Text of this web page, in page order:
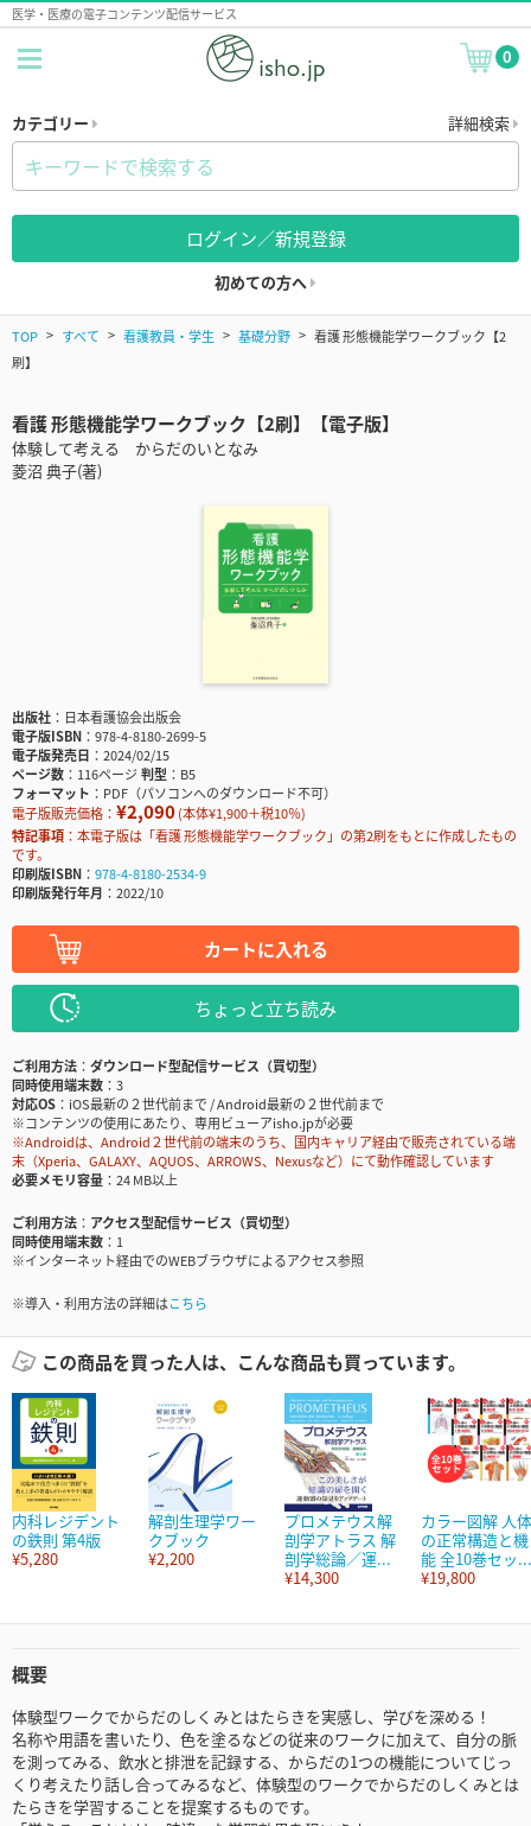
医学・医療の電子コンテンツ配信サービス
0
カテゴリー 詳細検索
ログイン／新規登録
初めての方へ
TOP すべて 看護教員・学生 基礎分野
看護 形態機能学ワークブック【2
刷】
看護 形態機能学ワークブック【2刷】【電子版】
体験して考える からだのいとなみ
菱沼 典子(著)
出版社
日本看護協会出版会
電子版ISBN
978-4-8180-2699-5
電子版発売日
2024/02/15
ページ数
116ページ判型
B5
フォーマット
PDF（パソコンへのダウンロード不可）
電子版販売価格： ¥2,090(本体¥1,900＋税10％)
特記事項
本電子版は「看護 形態機能学ワークブック」の第2刷をもとに作成したもの
です。
印刷版ISBN
978-4-8180-2534-9
印刷版発行年月
2022/10
カートに入れる
ちょっと立ち読み
ご利用方法
ダウンロード型配信サービス（買切型）
同時使用端末数
3
対応OS
iOS最新の２世代前まで / Android最新の２世代前まで
※コンテンツの使用にあたり、専用ビューアisho.jpが必要
※Androidは、Android２世代前の端末のうち、国内キャリア経由で販売されている端
末（Xperia、GALAXY、AQUOS、ARROWS、Nexusなど）にて動作確認しています
必要メモリ容量
24 MB以上
ご利用方法
アクセス型配信サービス（買切型）
同時使用端末数
1
※インターネット経由でのWEBブラウザによるアクセス参照
※導入・利用方法の詳細はこちら
この商品を買った人は、こんな商品も買っています。
内科レジデント
の鉄則 第4版
¥5,280
解剖生理学ワー
クブック
¥2,200
プロメテウス解
剖学アトラス 解
剖学総論／運...
¥14,300
カラー図解 人体
の正常構造と機
能 全10巻セッ...
¥19,800
概要
体験型ワークでからだのしくみとはたらきを実感し、学びを深める！
名称や用語を書いたり、色を塗るなどの従来のワークに加えて、自分の脈
を測ってみる、飲水と排泄を記録する、からだの1つの機能についてじっ
くり考えたり話し合ってみるなど、体験型のワークでからだのしくみとは
たらきを学習することを提案するものです。